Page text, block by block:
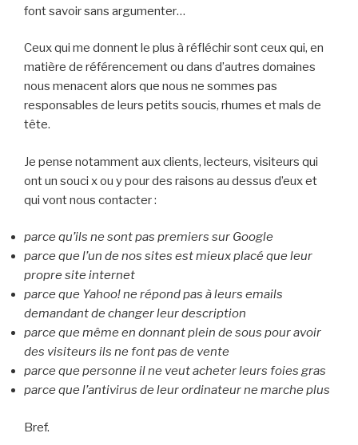
font savoir sans argumenter…
Ceux qui me donnent le plus à réfléchir sont ceux qui, en
matière de référencement ou dans d’autres domaines
nous menacent alors que nous ne sommes pas
responsables de leurs petits soucis, rhumes et mals de
tête.
Je pense notamment aux clients, lecteurs, visiteurs qui
ont un souci x ou y pour des raisons au dessus d’eux et
qui vont nous contacter :
parce qu’ils ne sont pas premiers sur Google
parce que l’un de nos sites est mieux placé que leur
propre site internet
parce que Yahoo! ne répond pas à leurs emails
demandant de changer leur description
parce que même en donnant plein de sous pour avoir
des visiteurs ils ne font pas de vente
parce que personne il ne veut acheter leurs foies gras
parce que l’antivirus de leur ordinateur ne marche plus
Bref.